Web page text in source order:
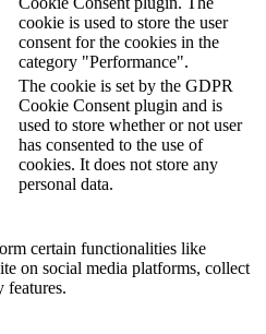
cookie is used to store the user
consent for the cookies in the
category "Performance".
The cookie is set by the GDPR
Cookie Consent plugin and is
used to store whether or not user
has consented to the use of
cookies. It does not store any
personal data.
certain functionalities like
on social media platforms, collect
features.